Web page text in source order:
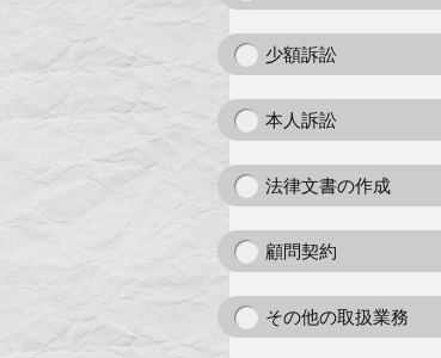
少額訴訟
本人訴訟
法律文書の作成
顧問契約
その他の取扱業務